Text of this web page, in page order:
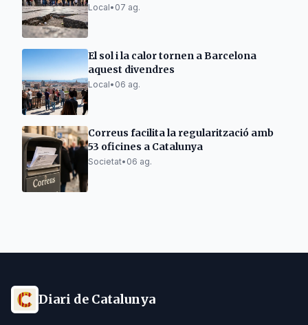
Local• 07 ag.
El sol i la calor tornen a Barcelona
aquest divendres
Local• 06 ag.
Correus facilita la regularització amb
53 oficines a Catalunya
Societat• 06 ag.
Diari de Catalunya